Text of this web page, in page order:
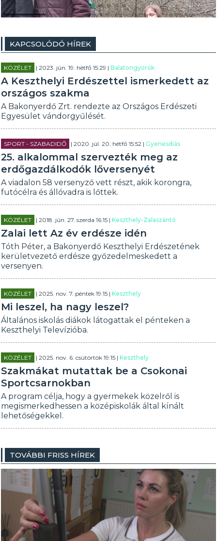
KAPCSOLÓDÓ HÍREK
KÖZÉLET | 2023. jún. 19. hétfő 15:29 |Balatongyörök
A Keszthelyi Erdészettel ismerkedett az
országos szakma
A Bakonyerdő Zrt. rendezte az Országos Erdészeti
Egyesület vándorgyűlését.
SPORT - SZABADIDŐ | 2020. júl. 20. hétfő 15:52 |Gyenesdiás
25. alkalommal szervezték meg az
erdőgazdálkodók lőversenyét
A viadalon 58 versenyző vett részt, akik korongra,
futócélra és állóvadra is lőttek.
KÖZÉLET | 2018. jún. 27. szerda 16:15 |Keszthely-Zalaszántó
Zalai lett Az év erdésze idén
Tóth Péter, a Bakonyerdő Keszthelyi Erdészetének
kerületvezető erdésze győzedelmeskedett a
versenyen.
KÖZÉLET | 2025. nov. 7. péntek 19:15 |Keszthely
Mi leszel, ha nagy leszel?
Általános iskolás diákok látogattak el pénteken a
Keszthelyi Televízióba.
KÖZÉLET | 2025. nov. 6. csütörtök 19:15 |Keszthely
Szakmákat mutattak be a Csokonai
Sportcsarnokban
A program célja, hogy a gyermekek közelről is
megismerkedhessen a középiskolák által kínált
lehetőségekkel.
TOVÁBBI FRISS HÍREK